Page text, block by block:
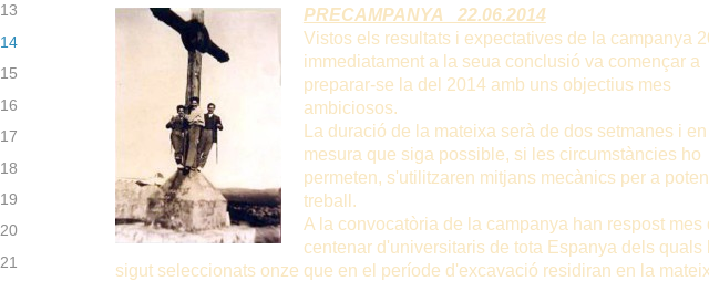
PRECAMPANYA 22.06.2014
Vistos els resultats i expectatives de la campanya
immediatament a la seua conclusió va començar a
preparar-se la del 2014 amb uns objectius mes
ambiciosos.
La duració de la mateixa serà de dos setmanes i
mesura que siga possible, si les circumstàncies ho
permeten, s'utilitzaren mitjans mecànics per a
treball.
A la convocatòria de la campanya han respost mes
centenar d'universitaris de tota Espanya dels quals
sigut seleccionats onze que en el període d'excavació residiran en la